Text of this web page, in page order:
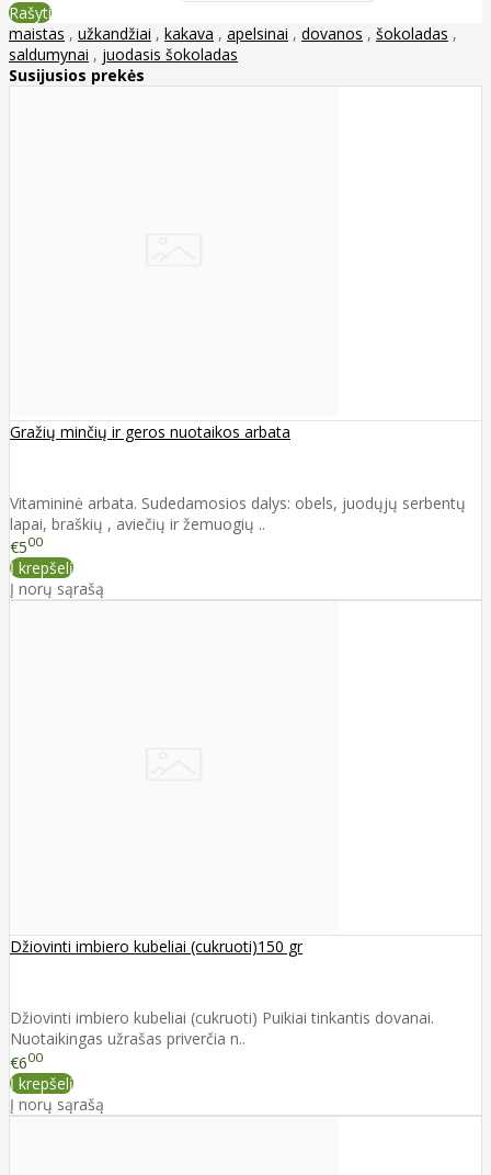
Rašyti
maistas , užkandžiai , kakava , apelsinai , dovanos , šokoladas ,
saldumynai , juodasis šokoladas
Susijusios prekės
Gražių minčių ir geros nuotaikos arbata
Vitamininė arbata. Sudedamosios dalys: obels, juodųjų serbentų
lapai, braškių , aviečių ir žemuogių ..
€500
Į krepšelį
Į norų sąrašą
Džiovinti imbiero kubeliai (cukruoti)150 gr
Džiovinti imbiero kubeliai (cukruoti) Puikiai tinkantis dovanai.
Nuotaikingas užrašas priverčia n..
€600
Į krepšelį
Į norų sąrašą